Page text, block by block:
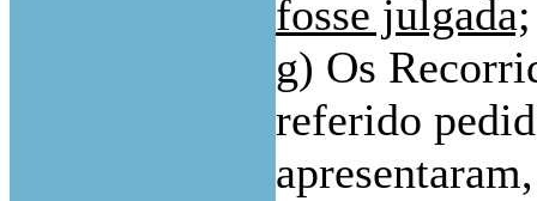
fosse julgada;
g) Os
referido